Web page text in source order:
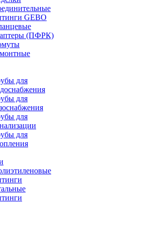
GEBO
(ПФРК)
для
для
для
для